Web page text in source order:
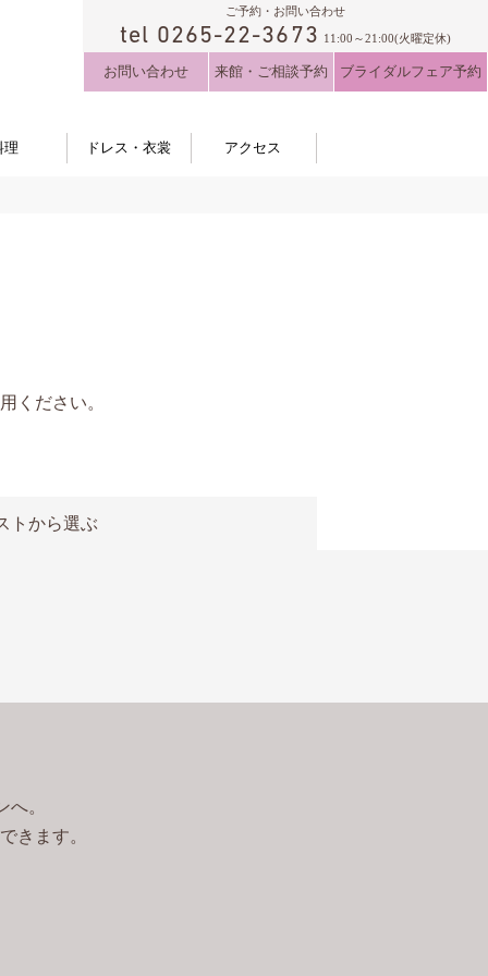
ご予約・お問い合わせ
tel 0265-22-3673 11:00～21:00(火曜定休)
お問い合わせ 来館・ご相談予約 ブライダルフェア予約
理 ドレス・衣裳 アクセス
ください。
トから選ぶ
。
きます。